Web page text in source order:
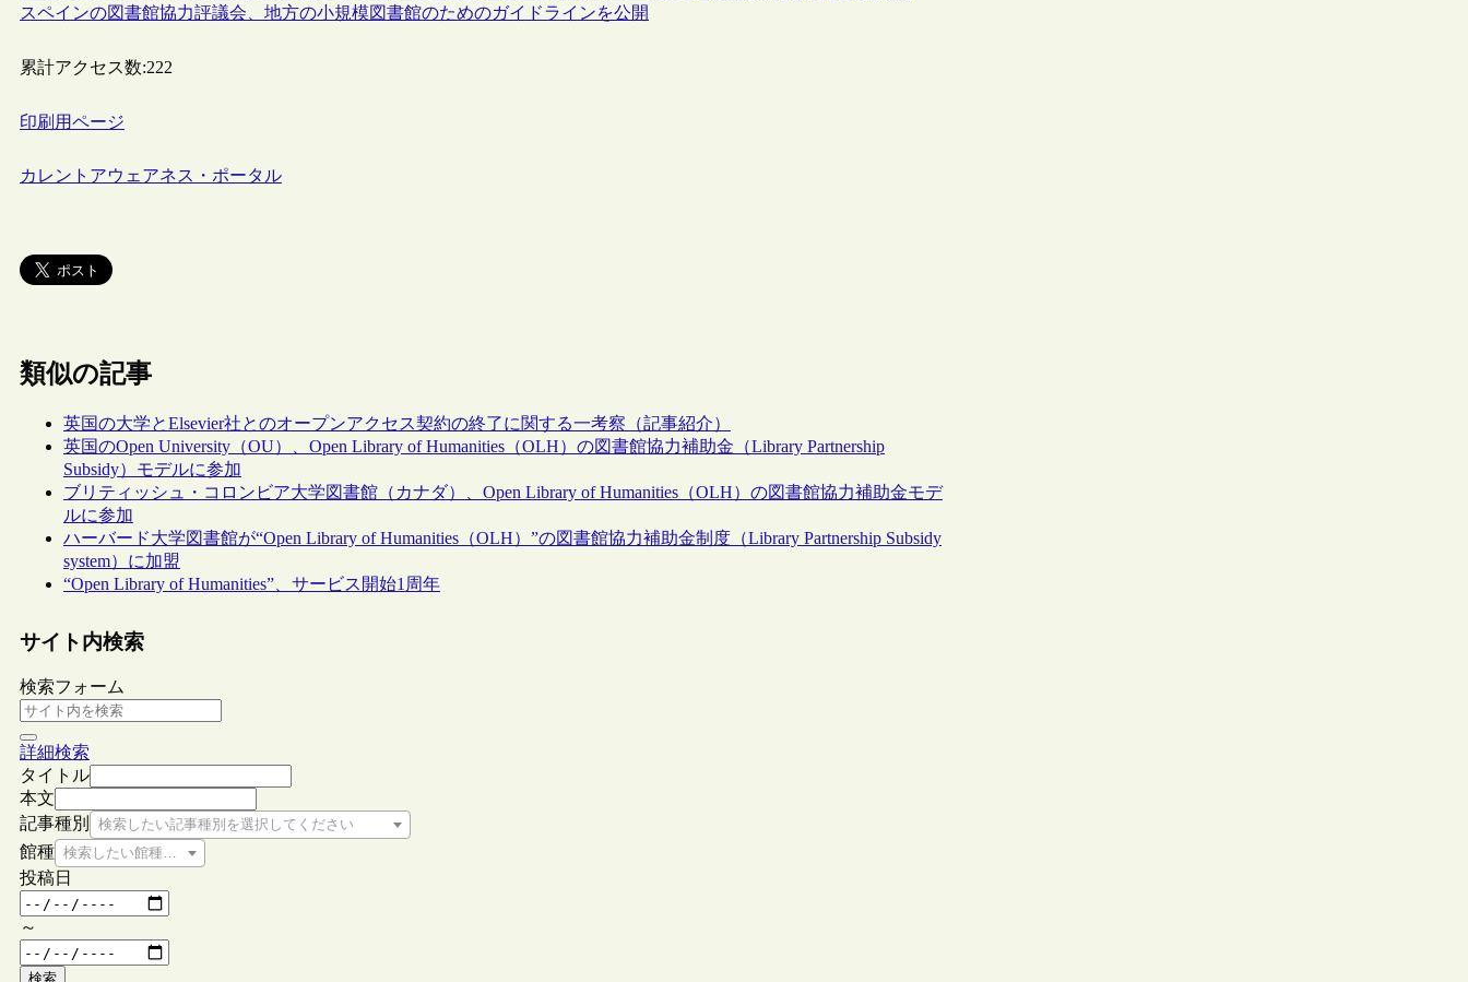
スペインの図書館協力評議会、地方の小規模図書館のためのガイドラインを公開
累計アクセス数:222
印刷用ページ
カレントアウェアネス・ポータル
類似の記事
英国の大学とElsevier社とのオープンアクセス契約の終了に関する一考察（記事紹介）
英国のOpen University（OU）、Open Library of Humanities（OLH）の図書館協力補助金（Library Partnership
Subsidy）モデルに参加
ブリティッシュ・コロンビア大学図書館（カナダ）、Open Library of Humanities（OLH）の図書館協力補助金モデ
ルに参加
ハーバード大学図書館が“Open Library of Humanities（OLH）”の図書館協力補助金制度（Library Partnership Subsidy
system）に加盟
“Open Library of Humanities”、サービス開始1周年
サイト内検索
検索フォーム
詳細検索
タイトル
本文
記事種別
検索したい記事種別を選択してください
館種 検索したい館種を選択してください
投稿日
～
検索